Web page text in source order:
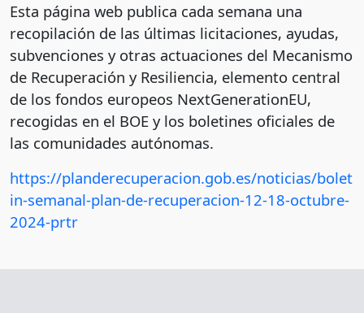
Esta página web publica cada semana una
recopilación de las últimas licitaciones, ayudas,
subvenciones y otras actuaciones del Mecanismo
de Recuperación y Resiliencia, elemento central
de los fondos europeos NextGenerationEU,
recogidas en el BOE y los boletines oficiales de
las comunidades autónomas.
https://planderecuperacion.gob.es/noticias/bolet
in-semanal-plan-de-recuperacion-12-18-octubre-
2024-prtr